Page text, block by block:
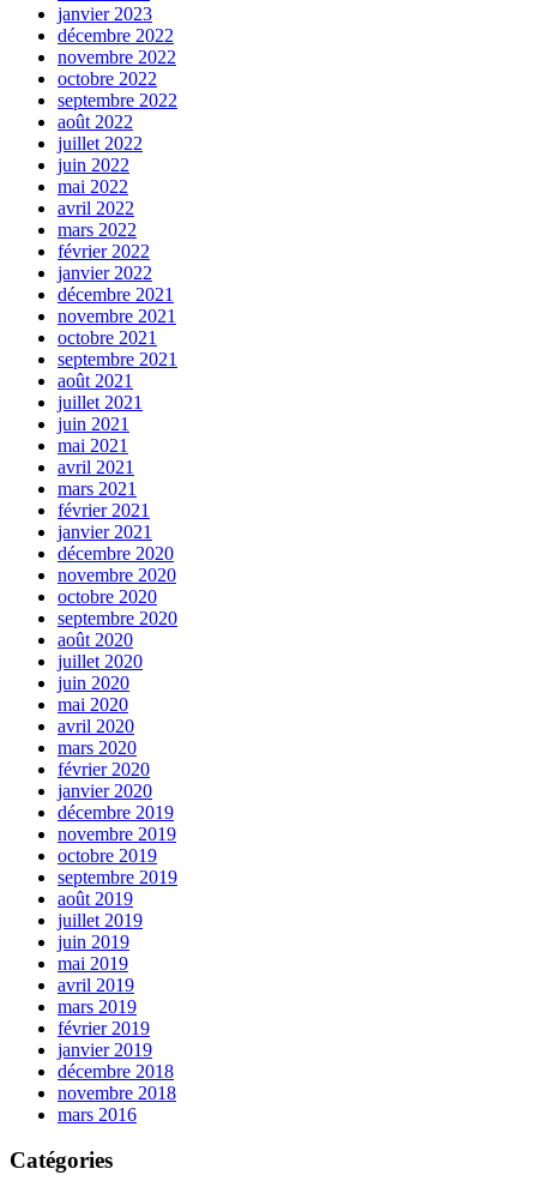
janvier 2023
décembre 2022
novembre 2022
octobre 2022
septembre 2022
août 2022
juillet 2022
juin 2022
mai 2022
avril 2022
mars 2022
février 2022
janvier 2022
décembre 2021
novembre 2021
octobre 2021
septembre 2021
août 2021
juillet 2021
juin 2021
mai 2021
avril 2021
mars 2021
février 2021
janvier 2021
décembre 2020
novembre 2020
octobre 2020
septembre 2020
août 2020
juillet 2020
juin 2020
mai 2020
avril 2020
mars 2020
février 2020
janvier 2020
décembre 2019
novembre 2019
octobre 2019
septembre 2019
août 2019
juillet 2019
juin 2019
mai 2019
avril 2019
mars 2019
février 2019
janvier 2019
décembre 2018
novembre 2018
mars 2016
Catégories